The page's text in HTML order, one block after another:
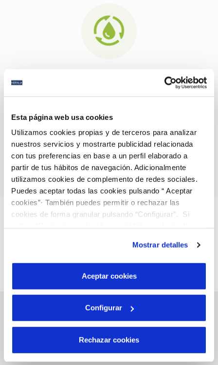
Esta página web usa cookies
Utilizamos cookies propias y de terceros para analizar
nuestros servicios y mostrarte publicidad relacionada
con tus preferencias en base a un perfil elaborado a
partir de tus hábitos de navegación. Adicionalmente
utilizamos cookies de complemento de redes sociales.
Puedes aceptar todas las cookies pulsando “ Aceptar
cookies”· También puedes permitir o rechazar las
cookies de forma granular pulsando “Configurar”. Si
son indispensables para que el sitio web funcione y que
por tanto no se pueden desactivar. Puedes consultar
más información en nuestraPolítica de Cookies
Mostrar detalles
Aceptar cookies
Configurar
Rechazar cookies
Trabajar con proveedores sostenibles
Nos hemos comprometido a seleccionar al 100% de
cuentacriterios de desarrollo sostenible
responsabilidad social y medioambiental.
Gestiones Online